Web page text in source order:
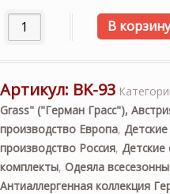
Количество товара
В
Артикул: BK-93
Grass" ("Герман Грасс"),
производство Европа,
производство Россия, Детские
комплекты, Одеяла
Антиаллергенная коллекция